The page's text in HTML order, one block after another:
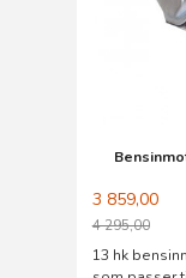
3 859,00
4 295,00
Rabatt
13 hk